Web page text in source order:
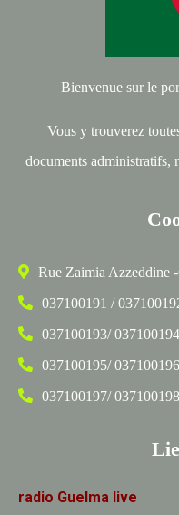
Bienvenue sur le
Vous y trouverez
documents administratifs,
Rue Zaimia Azzeddine
037100191 /
037100193/ 037100194
037100195/ 037100196
037100197/ 037100198
radio Guelma live